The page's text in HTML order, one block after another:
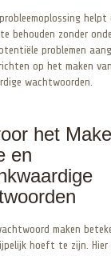
helpt
behouden zonder
problemen
op het maken
wachtwoorden.
het
en
maken
hoeft te zijn. Hier